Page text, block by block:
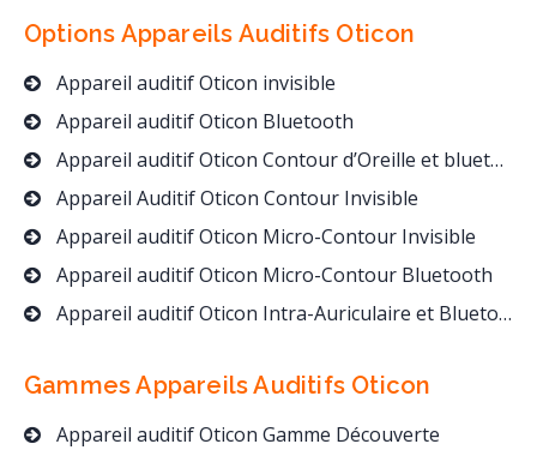
Options Appareils Auditifs Oticon
Appareil auditif Oticon invisible
Appareil auditif Oticon Bluetooth
Appareil auditif Oticon Contour d’Oreille et bluetooth
Appareil Auditif Oticon Contour Invisible
Appareil auditif Oticon Micro-Contour Invisible
Appareil auditif Oticon Micro-Contour Bluetooth
Appareil auditif Oticon Intra-Auriculaire et Bluetooth
Gammes Appareils Auditifs Oticon
Appareil auditif Oticon Gamme Découverte